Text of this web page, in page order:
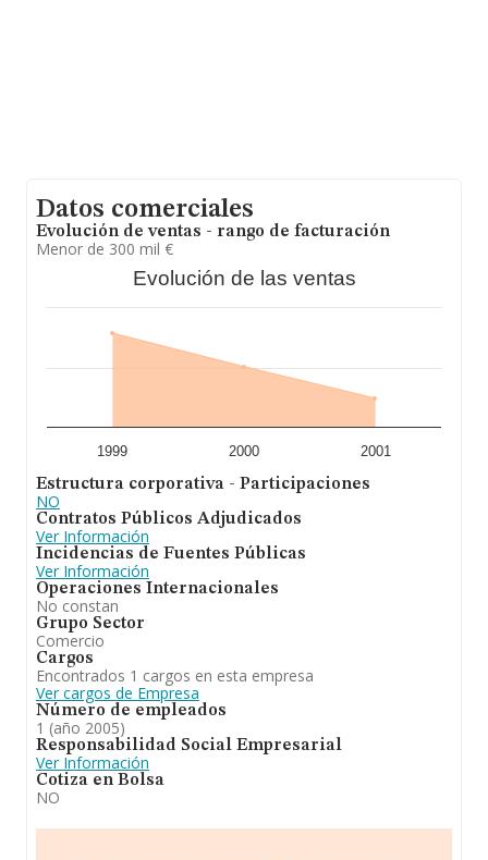
Datos comerciales
Evolución de ventas - rango de facturación
Menor de 300 mil €
Evolución de las ventas
1999 2000 2001
Estructura corporativa - Participaciones
NO
Contratos Públicos Adjudicados
Ver Información
Incidencias de Fuentes Públicas
Ver Información
Operaciones Internacionales
No constan
Grupo Sector
Comercio
Cargos
Encontrados 1 cargos en esta empresa
Ver cargos de Empresa
Número de empleados
1 (año 2005)
Responsabilidad Social Empresarial
Ver Información
Cotiza en Bolsa
NO